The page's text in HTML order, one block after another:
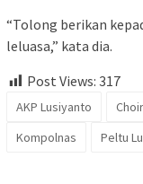
“Tolong berikan
leluasa,” kata dia.
Post Views: 317
AKP Lusiyanto
Kompolnas
Peltu